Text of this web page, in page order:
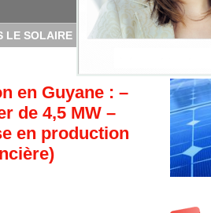
LE SOLAIRE
en Guyane : –
de 4,5 MW –
en production